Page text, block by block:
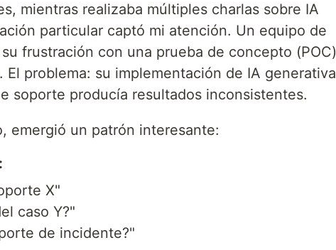
mientras realizaba múltiples charlas sobre IA
particular captó mi atención. Un equipo de
frustración con una prueba de concepto (POC)
El problema: su implementación de IA generativa
soporte producía resultados inconsistentes.
emergió un patrón interesante:
X"
caso Y?"
de incidente?"